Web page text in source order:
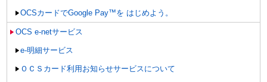
OCSカードでGoogle Pay™を はじめよう。
OCS e-netサービス
e-明細サービス
ＯＣＳカード利用お知らせサービスについて